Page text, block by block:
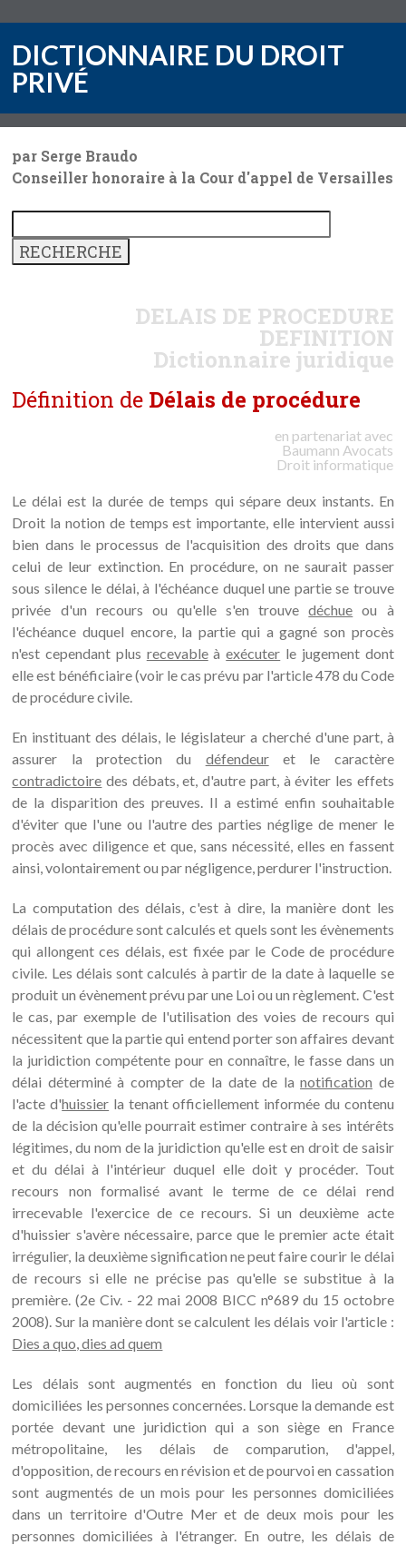
DICTIONNAIRE DU DROIT
PRIVÉ
par Serge Braudo
Conseiller honoraire à la Cour d'appel de Versailles
DELAIS DE PROCEDURE
DEFINITION
Dictionnaire juridique
Définition de Délais de procédure
en partenariat avec
Baumann Avocats
Droit informatique
Le délai est la durée de temps qui sépare deux instants. En
Droit la notion de temps est importante, elle intervient aussi
bien dans le processus de l'acquisition des droits que dans
celui de leur extinction. En procédure, on ne saurait passer
sous silence le délai, à l'échéance duquel une partie se trouve
privée d'un recours ou qu'elle s'en trouvedéchue ou à
l'échéance duquel encore, la partie qui a gagné son procès
n'est cependant plus recevableàexécuter le jugement dont
elle est bénéficiaire (voir le cas prévu par l'article 478 du Code
de procédure civile.
En instituant des délais, le législateur a cherché d'une part, à
assurer la protection du défendeuret le caractère
contradictoire des débats, et, d'autre part, à éviter les effets
de la disparition des preuves. Il a estimé enfin souhaitable
d'éviter que l'une ou l'autre des parties néglige de mener le
procès avec diligence et que, sans nécessité, elles en fassent
ainsi, volontairement ou par négligence, perdurer l'instruction.
La computation des délais, c'est à dire, la manière dont les
délais de procédure sont calculés et quels sont les évènements
qui allongent ces délais, est fixée par le Code de procédure
civile. Les délais sont calculés à partir de la date à laquelle se
produit un évènement prévu par une Loi ou un règlement. C'est
le cas, par exemple de l'utilisation des voies de recours qui
nécessitent que la partie qui entend porter son affaires devant
la juridiction compétente pour en connaître, le fasse dans un
délai déterminé à compter de la date de lanotification de
l'acte d'huissier la tenant officiellement informée du contenu
de la décision qu'elle pourrait estimer contraire à ses intérêts
légitimes, du nom de la juridiction qu'elle est en droit de saisir
et du délai à l'intérieur duquel elle doit y procéder. Tout
recours non formalisé avant le terme de ce délai rend
irrecevable l'exercice de ce recours. Si un deuxième acte
d'huissier s'avère nécessaire, parce que le premier acte était
irrégulier, la deuxième signification ne peut faire courir le délai
de recours si elle ne précise pas qu'elle se substitue à la
première. (2e Civ. - 22 mai 2008 BICC n°689 du 15 octobre
2008). Sur la manière dont se calculent les délais voir l'article :
Dies a quo, dies ad quem
Les délais sont augmentés en fonction du lieu où sont
domiciliées les personnes concernées. Lorsque la demande est
portée devant une juridiction qui a son siège en France
métropolitaine, les délais de comparution, d'appel,
d'opposition, de recours en révision et de pourvoi en cassation
sont augmentés de un mois pour les personnes domiciliées
dans un territoire d'Outre Mer et de deux mois pour les
personnes domiciliées à l'étranger. En outre, les délais de